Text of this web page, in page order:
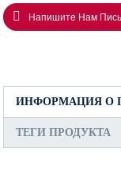
Напишите Нам
ИНФОРМАЦИЯ О
ТЕГИ ПРОДУКТА